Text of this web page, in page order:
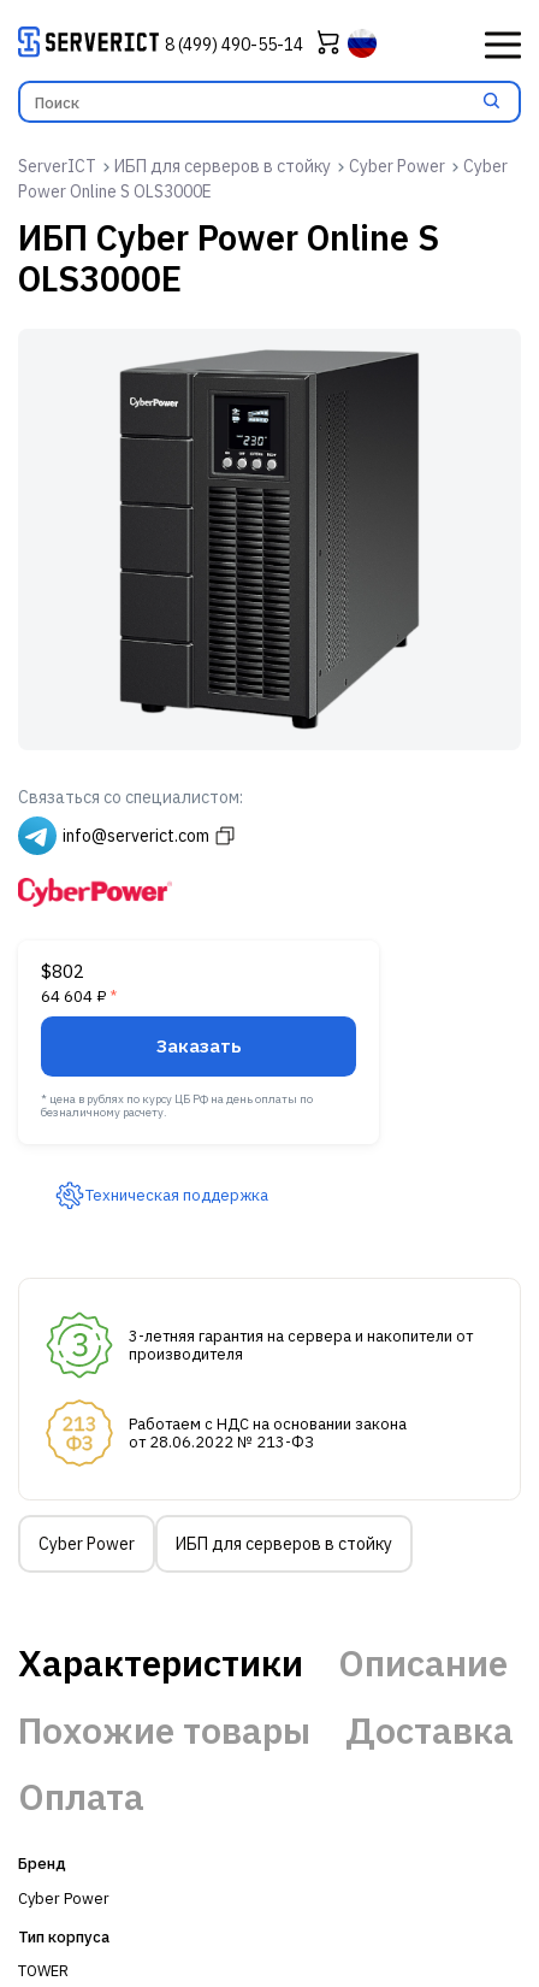
8 (499) 490-55-14
ServerICT ИБП для серверов в стойку Cyber Power
Cyber
Power Online S OLS3000E
ИБП Cyber Power Online S
OLS3000E
Связаться со специалистом:
info@serverict.com
$802
64 604 ₽ *
Заказать
* цена в рублях по курсу ЦБ РФ на день оплаты по
безналичному расчету.
Техническая поддержка
3-летняя гарантия на сервера и накопители от
производителя
Работаем с НДС на основании закона
от 28.06.2022 № 213-ФЗ
Cyber Power ИБП для серверов в стойку
Характеристики
Описание
Похожие товары
Доставка
Оплата
Бренд
Cyber Power
Тип корпуса
TOWER